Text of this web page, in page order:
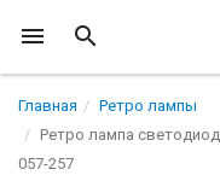
Главная
Ретро лампы
Ретро лампа
057-257